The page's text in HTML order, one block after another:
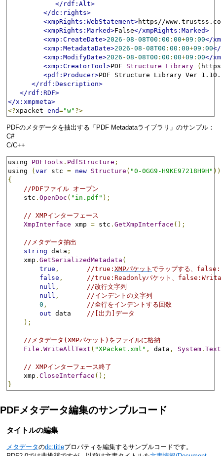
</rdf:Alt>
</dc:rights>
<xmpRights:WebStatement>https//
<xmpRights:Marked>False</xmpRights:Marked>
<xmp:CreateDate>2026 -08 -08T00 : 00 : 00+09 : 00</
<xmp:MetadataDate>2026 -08 -08T00 : 00 : 00+09 : 00</
<xmp:ModifyDate>2026 -08 -08T00 : 00 : 00+09 : 00</
<xmp:CreatorTool>PDF Structure Library ( https
<pdf:Producer>PDF Structure Library Ver
</rdf:Description>
</rdf:RDF>
</x:xmpmeta>
<?xpacket end="w" ?>
PDFのメタデータを抽出する「PDF Metadataライブラリ」のサンプル：
C#
C/C++
using PDFTools . PdfStructure ;
using
( var stc = new Structure ( "0-0GG9-H9KE97218H9H" ))
{
//PDFファイル オープン
    stc
. OpenDoc ( "in.pdf" );
// XMPインターフェース
XmpInterface xmp = stc . GetXmpInterface ();
//メタデータ抽出
string data ;
    xmp
. GetSerializedMetadata (
true , //true: XMPパケット でラップする、false:
false ,
//true:Readonlyパケット、
null ,
//改行文字列
null ,
//インデントの文字列
0 ,
//全行をインデントする回数
out data
//[出力]データ
);
//メタデータ(XMPパケット)をファイルに格納
File . WriteAllText ( "XPacket.xml" , data , System . Text
// XMPインターフェース終了
    xmp
. CloseInterface ();
}
PDFメタデータ編集のサンプルコード
タイトルの編集
メタデータのdc:titleプロパティを編集するサンプルコードです。